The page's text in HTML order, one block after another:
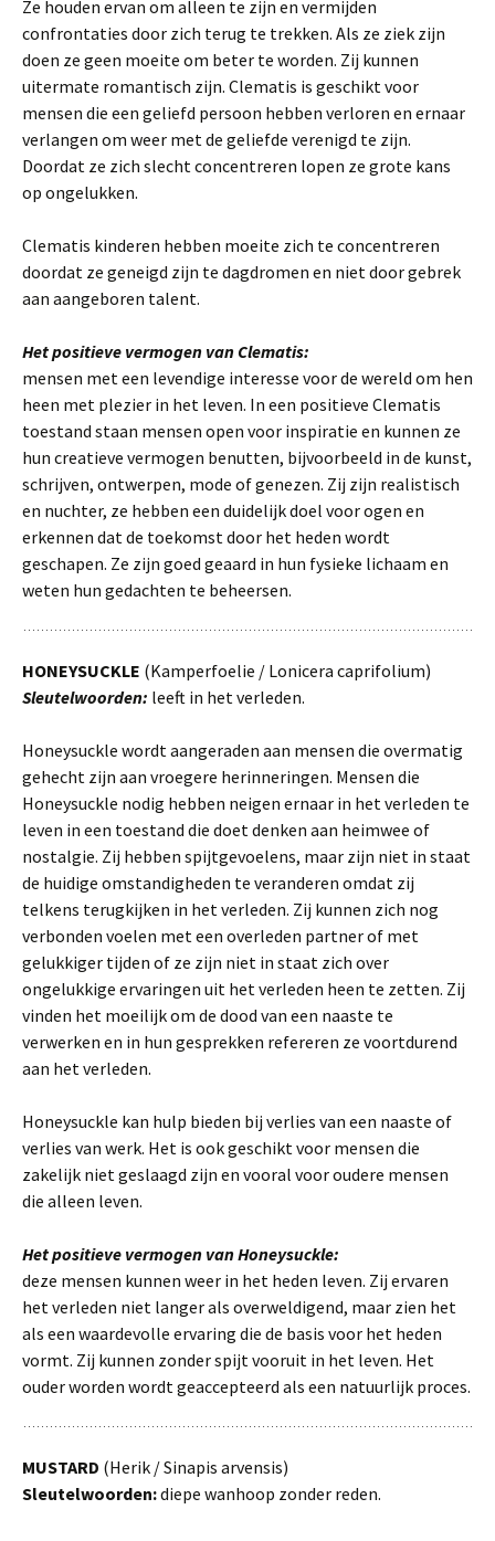
Ze houden ervan om alleen te zijn en vermijden
confrontaties door zich terug te trekken. Als ze ziek zijn
doen ze geen moeite om beter te worden. Zij kunnen
uitermate romantisch zijn. Clematis is geschikt voor
mensen die een geliefd persoon hebben verloren en ernaar
verlangen om weer met de geliefde verenigd te zijn.
Doordat ze zich slecht concentreren lopen ze grote kans
op ongelukken.
Clematis kinderen hebben moeite zich te concentreren
doordat ze geneigd zijn te dagdromen en niet door gebrek
aan aangeboren talent.
Het positieve vermogen van Clematis:
mensen met een levendige interesse voor de wereld om hen
heen met plezier in het leven. In een positieve Clematis
toestand staan mensen open voor inspiratie en kunnen ze
hun creatieve vermogen benutten, bijvoorbeeld in de kunst,
schrijven, ontwerpen, mode of genezen. Zij zijn realistisch
en nuchter, ze hebben een duidelijk doel voor ogen en
erkennen dat de toekomst door het heden wordt
geschapen. Ze zijn goed geaard in hun fysieke lichaam en
weten hun gedachten te beheersen.
HONEYSUCKLE (Kamperfoelie / Lonicera caprifolium)
Sleutelwoorden: leeft in het verleden.
Honeysuckle wordt aangeraden aan mensen die overmatig
gehecht zijn aan vroegere herinneringen. Mensen die
Honeysuckle nodig hebben neigen ernaar in het verleden te
leven in een toestand die doet denken aan heimwee of
nostalgie. Zij hebben spijtgevoelens, maar zijn niet in staat
de huidige omstandigheden te veranderen omdat zij
telkens terugkijken in het verleden. Zij kunnen zich nog
verbonden voelen met een overleden partner of met
gelukkiger tijden of ze zijn niet in staat zich over
ongelukkige ervaringen uit het verleden heen te zetten. Zij
vinden het moeilijk om de dood van een naaste te
verwerken en in hun gesprekken refereren ze voortdurend
aan het verleden.
Honeysuckle kan hulp bieden bij verlies van een naaste of
verlies van werk. Het is ook geschikt voor mensen die
zakelijk niet geslaagd zijn en vooral voor oudere mensen
die alleen leven.
Het positieve vermogen van Honeysuckle:
deze mensen kunnen weer in het heden leven. Zij ervaren
het verleden niet langer als overweldigend, maar zien het
als een waardevolle ervaring die de basis voor het heden
vormt. Zij kunnen zonder spijt vooruit in het leven. Het
ouder worden wordt geaccepteerd als een natuurlijk proces.
MUSTARD (Herik / Sinapis arvensis)
Sleutelwoorden:diepe wanhoop zonder reden.